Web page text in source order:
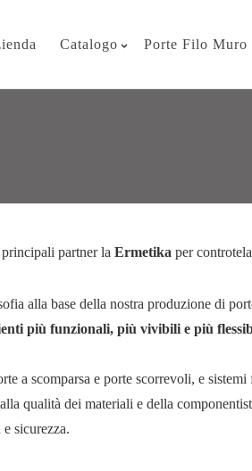
Catalogo Porte Filo Muro
partner la Ermetika per
alla base della nostra produzione di
più funzionali, più vivibili e più
a scomparsa e porte scorrevoli, e
qualità dei materiali e della
sicurezza.